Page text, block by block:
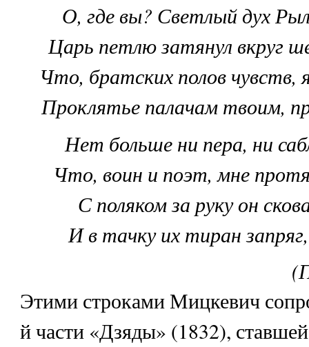
О, где вы? Светлый дух
Царь петлю затянул вкруг
Что, братских полов чувств,
Проклятье палачам твоим,
Нет больше ни пера, ни
Что, воин и поэт, мне
С поляком за руку он
И в тачку их тиран
Этими строками Мицкевич
й части «Дзяды» (1832),